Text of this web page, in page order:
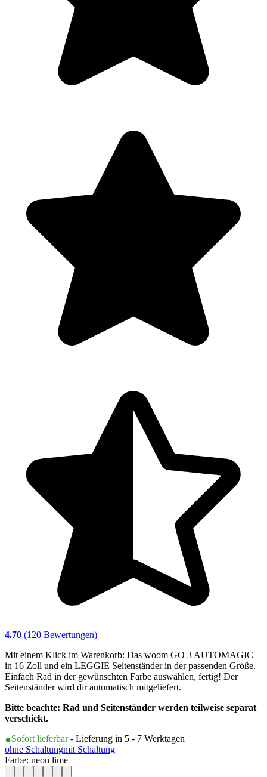
4.70 (120 Bewertungen)
Mit einem Klick im Warenkorb: Das woom GO 3 AUTOMAGIC
in 16 Zoll und ein LEGGIE Seitenständer in der passenden Größe.
Einfach Rad in der gewünschten Farbe auswählen, fertig! Der
Seitenständer wird dir automatisch mitgeliefert.
Bitte beachte: Rad und Seitenständer werden teilweise separat
verschickt.
Sofort lieferbar- Lieferung in 5 - 7 Werktagen
ohne Schaltungmit Schaltung
Farbe: neon lime